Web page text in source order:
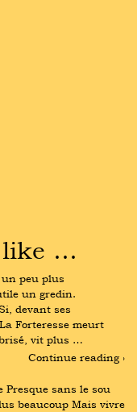
like …
peu plus
un gredin.
devant ses
Forteresse meurt
vit plus …
Continue reading ›
Presque sans le sou
beaucoup Mais vivre